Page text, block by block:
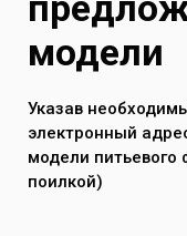
модели
Указав
электронный
модели питьевого
поилкой)